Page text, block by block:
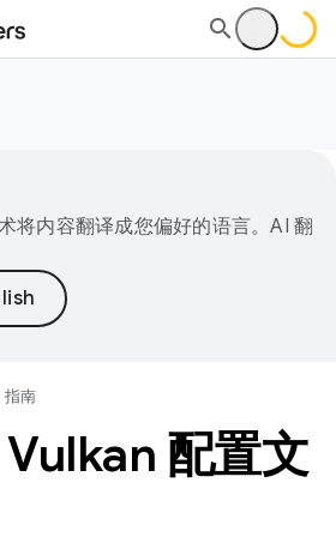
将内容翻译成您偏好的语言。AI 翻
指南
配置文